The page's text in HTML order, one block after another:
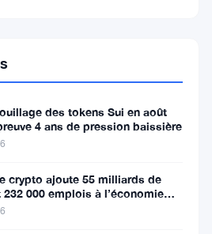
des tokens Sui en août
4 ans de pression baissière
crypto ajoute 55 milliards de
000 emplois à l’économie